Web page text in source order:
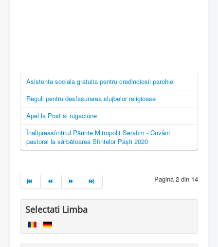
Asistenta sociala gratuita pentru credinciosii parohiei
Reguli pentru desfasurarea slujbelor religioase
Apel la Post si rugaciune
Înaltpreasfințitul Părinte Mitropolit Serafim - Cuvânt
pastoral la sărbătoarea Sfintelor Paști 2020
Pagina 2 din 14
Selectati Limba